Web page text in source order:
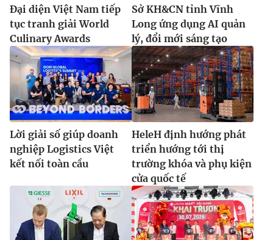
Đại diện Việt Nam tiếp
tục tranh giải World
Culinary Awards
Sở KH&CN tỉnh Vĩnh
Long ứng dụng AI quản
lý, đổi mới sáng tạo
Lời giải số giúp doanh
nghiệp Logistics Việt
kết nối toàn cầu
HeleH định hướng phát
triển hướng tới thị
trường khóa và phụ kiện
cửa quốc tế